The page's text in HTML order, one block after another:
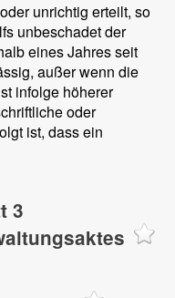
unrichtig erteilt, so
unbeschadet der
eines Jahres seit
außer wenn die
infolge höherer
oder
ist, dass ein
3